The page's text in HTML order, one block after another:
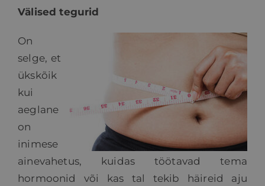
BLOGI
KKK
KONTAKT
Välised tegurid
On
selge, et
ükskõik
kui
aeglane
on
inimese
ainevahetus, kuidas töötavad tema
hormoonid või kas tal tekib häireid aju